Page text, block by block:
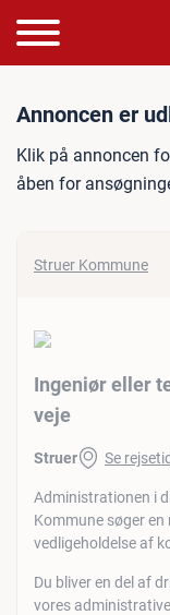
Annoncen er
Klik på annoncen
åben for
Struer Kommune
Ingeniør eller
veje
Struer Se rejsetid
Administrationen i
Kommune søger
vedligeholdelse af
Du bliver en del af
vores